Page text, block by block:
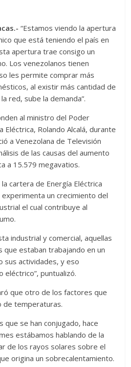
“Estamos viendo la apertura
que está teniendo el país en
apertura trae consigo un
Los venezolanos tienen
les permite comprar más
al existir más cantidad de
red, sube la demanda”.
al ministro del Poder
Eléctrica, Rolando Alcalá, durante
a Venezolana de Televisión
de las causas del aumento
a 15.579 megavatios.
cartera de Energía Eléctrica
un crecimiento del
el cual contribuye al
industrial y comercial, aquellas
que estaban trabajando en un
sus actividades, y eso
eléctrico”, puntualizó.
que otro de los factores que
de temperaturas.
que se han conjugado, hace
estábamos hablando de la
de los rayos solares sobre el
origina un sobrecalentamiento.